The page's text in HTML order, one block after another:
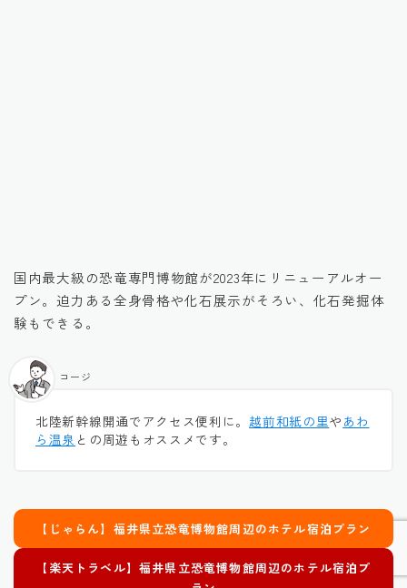
国内最大級の恐竜専門博物館が2023年にリニューアルオー
プン。迫力ある全身骨格や化石展示がそろい、化石発掘体
験もできる。
北陸新幹線開通でアクセス便利に。 越前和紙の里や あわ
ら温泉 との周遊もオススメです。
コージ
【じゃらん】福井県立恐竜博物館周辺のホテル宿泊プラン
【楽天トラベル】 福井県立恐竜博物館周辺のホテル宿泊プ
元講師が“本気で考える”サピ生向け併用塾
おすすめ個別塾・家庭教師5選